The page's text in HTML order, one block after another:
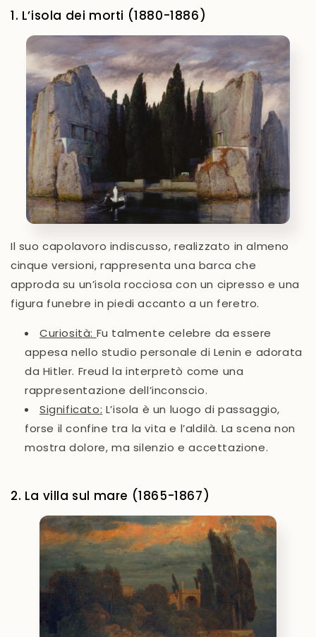
1. L’isola dei morti (1880-1886)
Il suo capolavoro indiscusso, realizzato in almeno
cinque versioni, rappresenta una barca che
approda su un’isola rocciosa con un cipresso e una
figura funebre in piedi accanto a un feretro.
Curiosità: Fu talmente celebre da essere
appesa nello studio personale di Lenin e adorata
da Hitler. Freud la interpretò come una
rappresentazione dell’inconscio.
Significato: L’isola è un luogo di passaggio,
forse il confine tra la vita e l’aldilà. La scena non
mostra dolore, ma silenzio e accettazione.
2. La villa sul mare (1865-1867)